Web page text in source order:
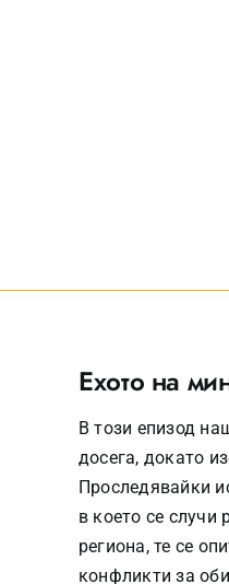
Ехото на
В този епизод
досега, докато
Проследявайки
в което се
региона, те се
конфликти за